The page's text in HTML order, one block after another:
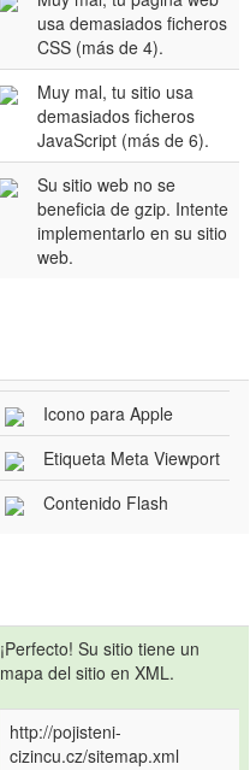
usa demasiados ficheros
CSS (más de 4).
Muy mal, tu sitio usa
demasiados ficheros
JavaScript (más de 6).
Su sitio web no se
beneficia de gzip. Intente
implementarlo en su sitio
web.
Icono para Apple
Etiqueta Meta Viewport
Contenido Flash
¡Perfecto! Su sitio tiene un
mapa del sitio en XML.
http://pojisteni-
cizincu.cz/sitemap.xml